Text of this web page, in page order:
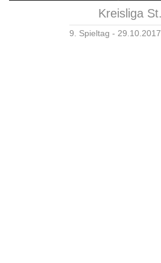
Kreisliga
9. Spieltag - 29.10.2017